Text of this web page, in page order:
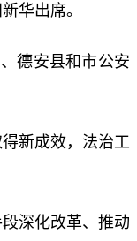
华出席。
德安县和市公安
新成效，法治工
深化改革、推动